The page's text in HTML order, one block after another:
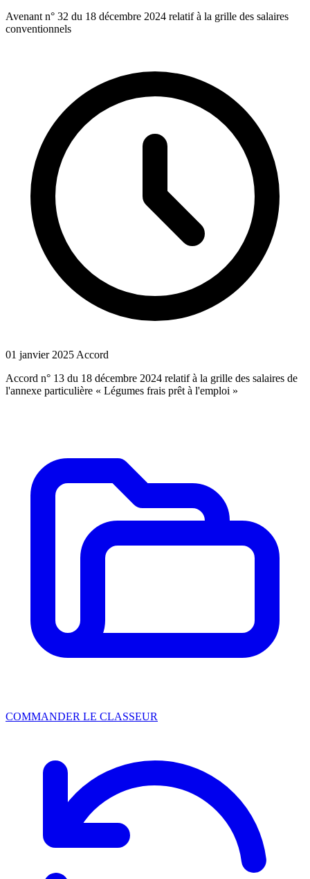
Avenant n° 32 du 18 décembre 2024 relatif à la grille des salaires
conventionnels
01 janvier 2025 Accord
Accord n° 13 du 18 décembre 2024 relatif à la grille des salaires de
l'annexe particulière « Légumes frais prêt à l'emploi »
COMMANDER LE CLASSEUR